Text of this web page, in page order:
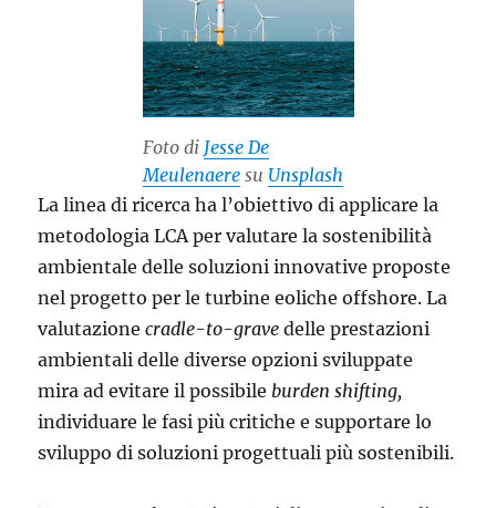
Foto di Jesse De
Meulenaeresu Unsplash
La linea di ricerca ha l’obiettivo di applicare la
metodologia LCA per valutare la sostenibilità
ambientale delle soluzioni innovative proposte
nel progetto per le turbine eoliche offshore. La
valutazionecradle-to-grave delle prestazioni
ambientali delle diverse opzioni sviluppate
mira ad evitare il possibile burden shifting,
individuare le fasi più critiche e supportare lo
sviluppo di soluzioni progettuali più sostenibili.